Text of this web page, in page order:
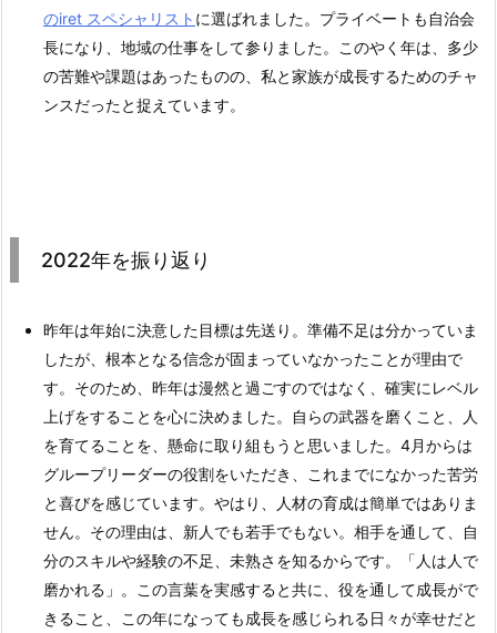
のiret スペシャリスト に選ばれました。プライベートも自治会
長になり、地域の仕事をして参りました。このやく年は、多少
の苦難や課題はあったものの、私と家族が成長するためのチャ
ンスだったと捉えています。
2022年を振り返り
昨年は年始に決意した目標は先送り。準備不足は分かっていま
したが、根本となる信念が固まっていなかったことが理由で
す。そのため、昨年は漫然と過ごすのではなく、確実にレベル
上げをすることを心に決めました。自らの武器を磨くこと、人
を育てることを、懸命に取り組もうと思いました。4月からは
グループリーダーの役割をいただき、これまでになかった苦労
と喜びを感じています。やはり、人材の育成は簡単ではありま
せん。その理由は、新人でも若手でもない。相手を通して、自
分のスキルや経験の不足、未熟さを知るからです。「人は人で
磨かれる」。この言葉を実感すると共に、役を通して成長がで
きること、この年になっても成長を感じられる日々が幸せだと